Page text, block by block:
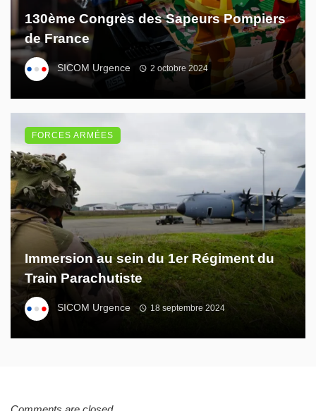
130ème Congrès des Sapeurs Pompiers
de France
SICOM Urgence 2 octobre 2024
Immersion au sein du 1er Régiment du
Train Parachutiste
SICOM Urgence 18 septembre 2024
FORCES ARMÉES